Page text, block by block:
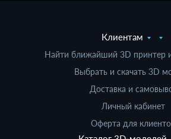
Клиентам
Найти ближайший 3D принтер и
Выбрать и скачать 3D
Доставка и
Личный кабинет
Оферта для